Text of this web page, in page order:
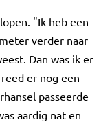
"Ik heb een
verder naar
Dan was ik er
er nog een
passeerde
aardig nat en